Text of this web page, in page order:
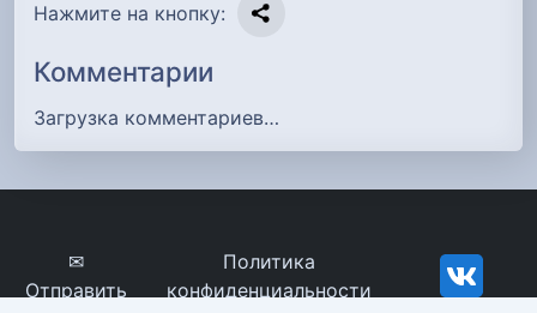
Нажмите на кнопку:
Комментарии
Загрузка комментариев…
✉
Отправить
Политика
конфиденциальности